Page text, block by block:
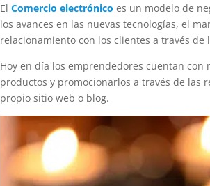
ElComercio electrónico es un modelo de
los avances en las nuevas tecnologías, el
relacionamiento con los clientes a través de
Hoy en día los emprendedores cuentan
productos y promocionarlos a través de las
propio sitio web o blog.